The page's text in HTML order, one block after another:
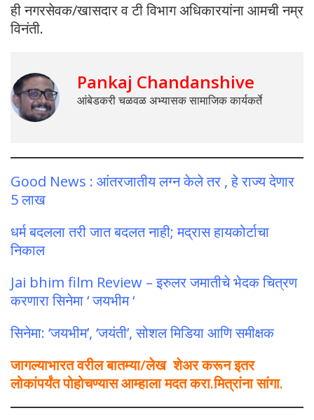
ही नगरसेवक/खासदार व टी विभाग अधिकारयांना आमची नम्र
विनंती.
Pankaj Chandanshive
आंबेडकरी चळवळ अभ्यासक सामाजिक कार्यकर्ते
Good News : आंतरजातीय लग्न केले तर , हे राज्य देणार
5 लाख
धर्म बदलला तरी जात बदलत नाही; मद्रास हायकोर्टाचा
निकाल
Jai bhim film Review – इरुलर जमातीचे भेदक चित्रण
करणारा सिनेमा ‘ जयभीम ‘
सिनेमा: ‘जयभीम’, ‘जयंती’, सोशल मिडिया आणि समीक्षक
जागल्याभारत वरील बातम्या/लेख शेअर करून इतर
लोकांपर्यंत पोहोचण्यास आम्हाला मदत करा.मित्रांना सांगा.